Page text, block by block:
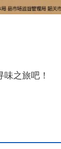
之旅吧！